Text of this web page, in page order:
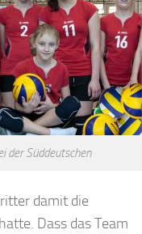
der Süddeutschen
damit die
Dass das Team